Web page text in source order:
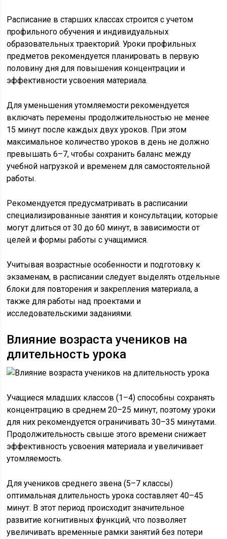
Расписание в старших классах строится с учетом
профильного обучения и индивидуальных
образовательных траекторий. Уроки профильных
предметов рекомендуется планировать в первую
половину дня для повышения концентрации и
эффективности усвоения материала.
Для уменьшения утомляемости рекомендуется
включать перемены продолжительностью не менее
15 минут после каждых двух уроков. При этом
максимальное количество уроков в день не должно
превышать 6–7, чтобы сохранить баланс между
учебной нагрузкой и временем для самостоятельной
работы.
Рекомендуется предусматривать в расписании
специализированные занятия и консультации, которые
могут длиться от 30 до 60 минут, в зависимости от
целей и формы работы с учащимися.
Учитывая возрастные особенности и подготовку к
экзаменам, в расписании следует выделять отдельные
блоки для повторения и закрепления материала, а
также для работы над проектами и
исследовательскими заданиями.
Влияние возраста учеников на
длительность урока
Учащиеся младших классов (1–4) способны сохранять
концентрацию в среднем 20–25 минут, поэтому уроки
для них рекомендуется ограничивать 30–35 минутами.
Продолжительность свыше этого времени снижает
эффективность усвоения материала и увеличивает
утомляемость.
Для учеников среднего звена (5–7 классы)
оптимальная длительность урока составляет 40–45
минут. В этот период происходит значительное
развитие когнитивных функций, что позволяет
увеличивать временные рамки занятий без потери